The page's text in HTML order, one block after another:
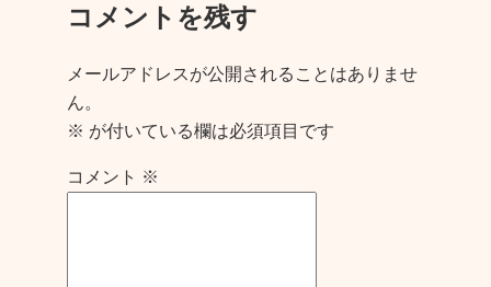
コメントを残す
メールアドレスが公開されることはありませ
ん。
※ が付いている欄は必須項目です
コメント ※